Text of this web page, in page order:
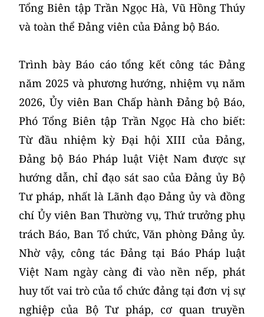
Tổng Biên tập Trần Ngọc Hà, Vũ Hồng Thúy
và toàn thể Đảng viên của Đảng bộ Báo.
Trình bày Báo cáo tổng kết công tác Đảng
năm 2025 và phương hướng, nhiệm vụ năm
2026, Ủy viên Ban Chấp hành Đảng bộ Báo,
Phó Tổng Biên tập Trần Ngọc Hà cho biết:
Từ đầu nhiệm kỳ Đại hội XIII của Đảng,
Đảng bộ Báo Pháp luật Việt Nam được sự
hướng dẫn, chỉ đạo sát sao của Đảng ủy Bộ
Tư pháp, nhất là Lãnh đạo Đảng ủy và đồng
chí Ủy viên Ban Thường vụ, Thứ trưởng phụ
trách Báo, Ban Tổ chức, Văn phòng Đảng ủy.
Nhờ vậy, công tác Đảng tại Báo Pháp luật
Việt Nam ngày càng đi vào nền nếp, phát
huy tốt vai trò của tổ chức đảng tại đơn vị sự
nghiệp của Bộ Tư pháp, cơ quan truyền